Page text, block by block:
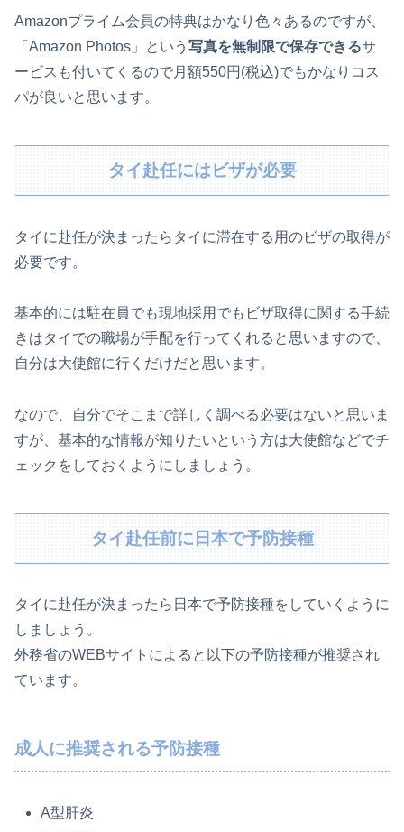
Amazonプライム会員の特典はかなり色々あるのですが、
「Amazon Photos」という 写真を無制限で保存できるサ
ービスも付いてくるので月額550円(税込)でもかなりコス
パが良いと思います。
タイ赴任にはビザが必要
タイに赴任が決まったらタイに滞在する用のビザの取得が
必要です。
基本的には駐在員でも現地採用でもビザ取得に関する手続
きはタイでの職場が手配を行ってくれると思いますので、
自分は大使館に行くだけだと思います。
なので、自分でそこまで詳しく調べる必要はないと思いま
すが、基本的な情報が知りたいという方は大使館などでチ
ェックをしておくようにしましょう。
タイ赴任前に日本で予防接種
タイに赴任が決まったら日本で予防接種をしていくように
しましょう。
外務省のWEBサイトによると以下の予防接種が推奨され
ています。
成人に推奨される予防接種
A型肝炎